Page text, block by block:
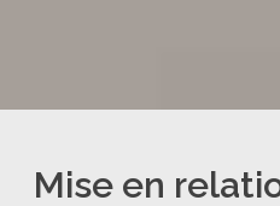
Mise en